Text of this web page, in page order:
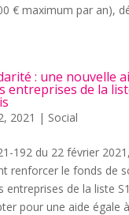
€ maximum par an),
: une nouvelle
entreprises de la
2021 | Social
192 du 22 février
renforcer le fonds de
entreprises de la liste
pour une aide égale